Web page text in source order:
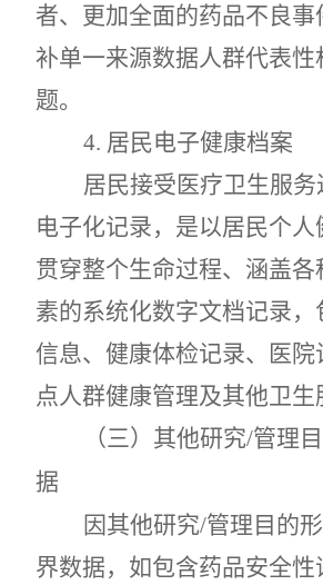
者、更加全面的药品不良事
补单一来源数据人群代表性
题。
4. 居民电子健康档案
居民接受医疗卫生服
电子化记录，是以居民个人
贯穿整个生命过程、涵盖各
素的系统化数字文档记录，
信息、健康体检记录、医院
点人群健康管理及其他卫生
（三）其他研究/管理
据
因其他研究/管理目的
界数据，如包含药品安全性